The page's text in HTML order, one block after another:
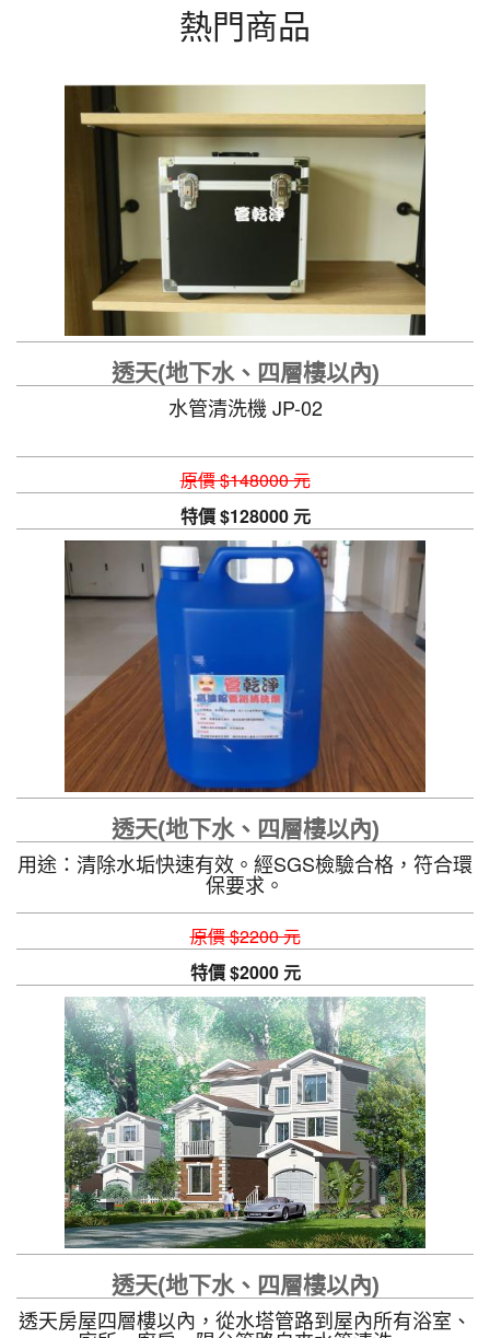
熱門商品
透天(地下水、四層樓以內)
水管清洗機 JP-02
原價 $148000 元
特價 $128000 元
透天(地下水、四層樓以內)
用途：清除水垢快速有效。經SGS檢驗合格，符合環
保要求。
原價 $2200 元
特價 $2000 元
透天(地下水、四層樓以內)
透天房屋四層樓以內，從水塔管路到屋內所有浴室、